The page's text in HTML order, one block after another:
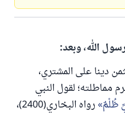
الله، وبعد:
دينا على المشتري،
مماطلته؛ لقول النبي
ظُلْمٌ
رواه البخاري(2400)،